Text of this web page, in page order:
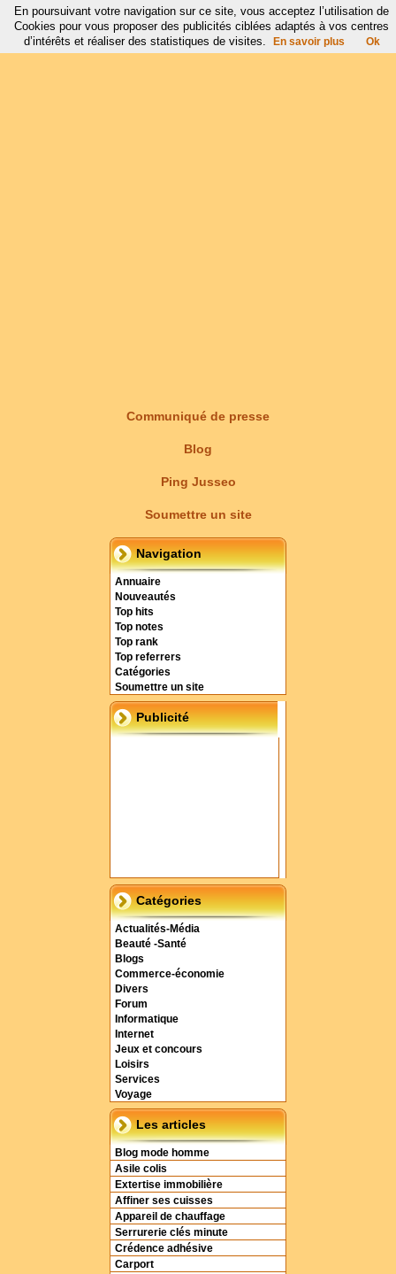
Communiqué de presse
Blog
Ping Jusseo
Soumettre un site
Navigation
Annuaire
Nouveautés
Top hits
Top notes
Top rank
Top referrers
Catégories
Soumettre un site
Publicité
Catégories
Actualités-Média
Beauté -Santé
Blogs
Commerce-économie
Divers
Forum
Informatique
Internet
Jeux et concours
Loisirs
Services
Voyage
Les articles
Blog mode homme
Asile colis
Extertise immobilière
Affiner ses cuisses
Appareil de chauffage
Serrurerie clés minute
Crédence adhésive
Carport
En poursuivant votre navigation sur ce site, vous acceptez l’utilisation de
Cookies pour vous proposer des publicités ciblées adaptés à vos centres
d’intérêts et réaliser des statistiques de visites.
En savoir plus Ok